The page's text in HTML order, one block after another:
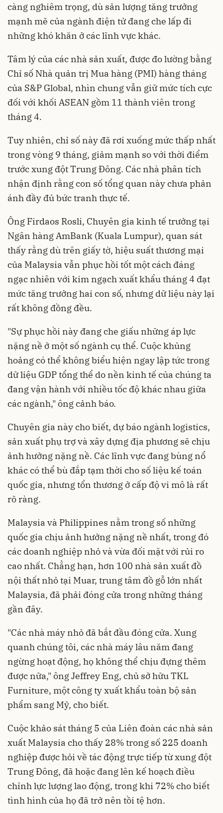
càng nghiêm trọng, dù sản lượng tăng trưởng
mạnh mẽ của ngành điện tử đang che lấp đi
những khó khăn ở các lĩnh vực khác.
Tâm lý của các nhà sản xuất, được đo lường bằng
Chỉ số Nhà quản trị Mua hàng (PMI) hàng tháng
của S&P Global, nhìn chung vẫn giữ mức tích cực
đối với khối ASEAN gồm 11 thành viên trong
tháng 4.
Tuy nhiên, chỉ số này đã rơi xuống mức thấp nhất
trong vòng 9 tháng, giảm mạnh so với thời điểm
trước xung đột Trung Đông. Các nhà phân tích
nhận định rằng con số tổng quan này chưa phản
ánh đầy đủ bức tranh thực tế.
Ông Firdaos Rosli, Chuyên gia kinh tế trưởng tại
Ngân hàng AmBank (Kuala Lumpur), quan sát
thấy rằng dù trên giấy tờ, hiệu suất thương mại
của Malaysia vẫn phục hồi tốt một cách đáng
ngạc nhiên với kim ngạch xuất khẩu tháng 4 đạt
mức tăng trưởng hai con số, nhưng dữ liệu này lại
rất không đồng đều.
"Sự phục hồi này đang che giấu những áp lực
nặng nề ở một số ngành cụ thể. Cuộc khủng
hoảng có thể không biểu hiện ngay lập tức trong
dữ liệu GDP tổng thể do nền kinh tế của chúng ta
đang vận hành với nhiều tốc độ khác nhau giữa
các ngành," ông cảnh báo.
Chuyên gia này cho biết, dự báo ngành logistics,
sản xuất phụ trợ và xây dựng địa phương sẽ chịu
ảnh hưởng nặng nề. Các lĩnh vực đang bùng nổ
khác có thể bù đắp tạm thời cho số liệu kế toán
quốc gia, nhưng tổn thương ở cấp độ vi mô là rất
rõ ràng.
Malaysia và Philippines nằm trong số những
quốc gia chịu ảnh hưởng nặng nề nhất, trong đó
các doanh nghiệp nhỏ và vừa đối mặt với rủi ro
cao nhất. Chẳng hạn, hơn 100 nhà sản xuất đồ
nội thất nhỏ tại Muar, trung tâm đồ gỗ lớn nhất
Malaysia, đã phải đóng cửa trong những tháng
gần đây.
"Các nhà máy nhỏ đã bắt đầu đóng cửa. Xung
quanh chúng tôi, các nhà máy lâu năm đang
ngừng hoạt động, họ không thể chịu đựng thêm
được nữa," ông Jeffrey Eng, chủ sở hữu TKL
Furniture, một công ty xuất khẩu toàn bộ sản
phẩm sang Mỹ, cho biết.
Cuộc khảo sát tháng 5 của Liên đoàn các nhà sản
xuất Malaysia cho thấy 28% trong số 225 doanh
nghiệp được hỏi về tác động trực tiếp từ xung đột
Trung Đông, đã hoặc đang lên kế hoạch điều
chỉnh lực lượng lao động, trong khi 72% cho biết
tình hình của họ đã trở nên tồi tệ hơn.